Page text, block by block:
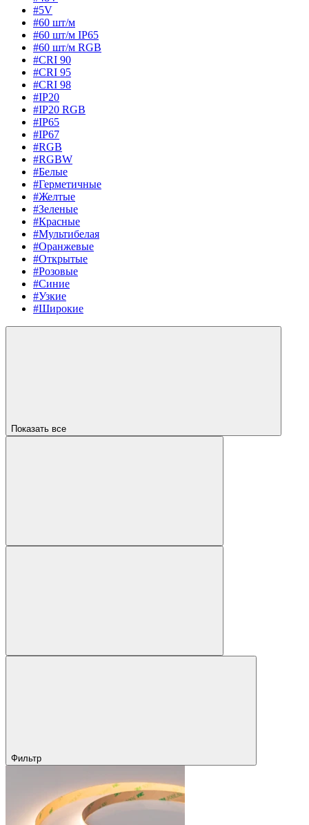
#5V
#60 шт/м
#60 шт/м IP65
#60 шт/м RGB
#CRI 90
#CRI 95
#CRI 98
#IP20
#IP20 RGB
#IP65
#IP67
#RGB
#RGBW
#Белые
#Герметичные
#Желтые
#Зеленые
#Красные
#Мультибелая
#Оранжевые
#Открытые
#Розовые
#Синие
#Узкие
#Широкие
Показать все
Фильтр